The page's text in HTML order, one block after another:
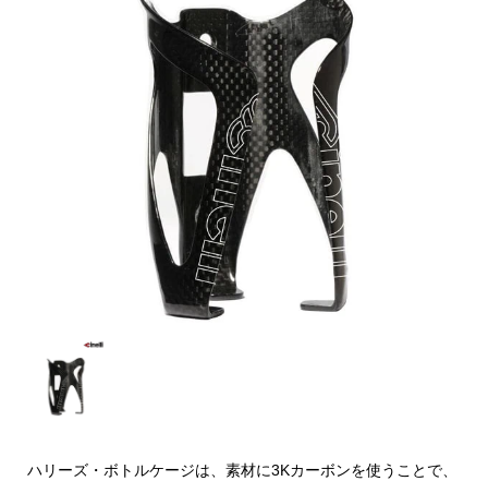
ハリーズ・ボトルケージは、素材に3Kカーボンを使うことで、